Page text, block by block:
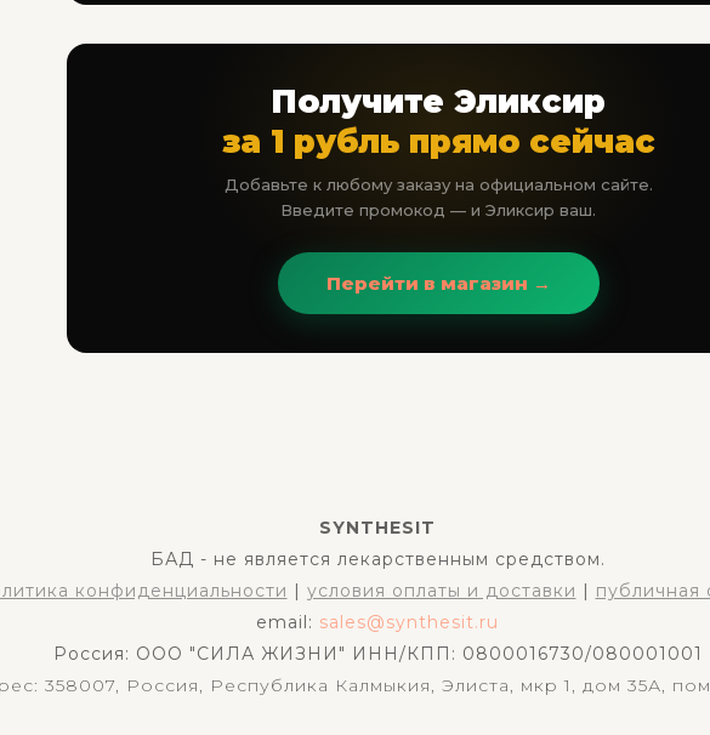
Получите Эликсир
за 1 рубль прямо сейчас
Добавьте к любому заказу на официальном сайте.
Введите промокод — и Эликсир ваш.
Перейти в магазин →
SYNTHESIT
БАД - не является лекарственным средством.
конфиденциальности | условия оплаты и доставки | публичная
email: sales@synthesit.ru
Россия: ООО "СИЛА ЖИЗНИ" ИНН/КПП: 0800016730/080001001
358007, Россия, Республика Калмыкия, Элиста, мкр 1, дом 35А,